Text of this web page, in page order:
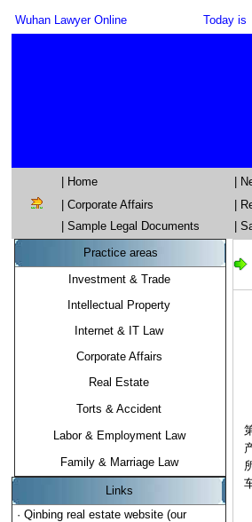
Wuhan Lawyer Online Today is
| Home |
Corporate Affairs
| Sample Legal Documents
|
Practice areas
Investment & Trade
Intellectual Property
Internet & IT Law
Corporate Affairs
Real Estate
Torts & Accident
Labor & Employment Law
Family & Marriage Law
Links
· Qinbing real estate website (our